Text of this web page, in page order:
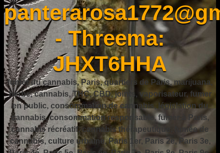
- Threema:
JHXT6HHA
fumer du cannabis, Paris, quartiers de Paris, marijuana,
herbe, cannabis, THC, CBD, joints, vaporisateur, fumer
en public, consommation de cannabis, législation du
cannabis, consommation responsable, fumer à Paris,
cannabis récréatif, cannabis thérapeutique, fumée de
cannabis, culture urbaine, Paris 1er, Paris 2e, Paris 3e,